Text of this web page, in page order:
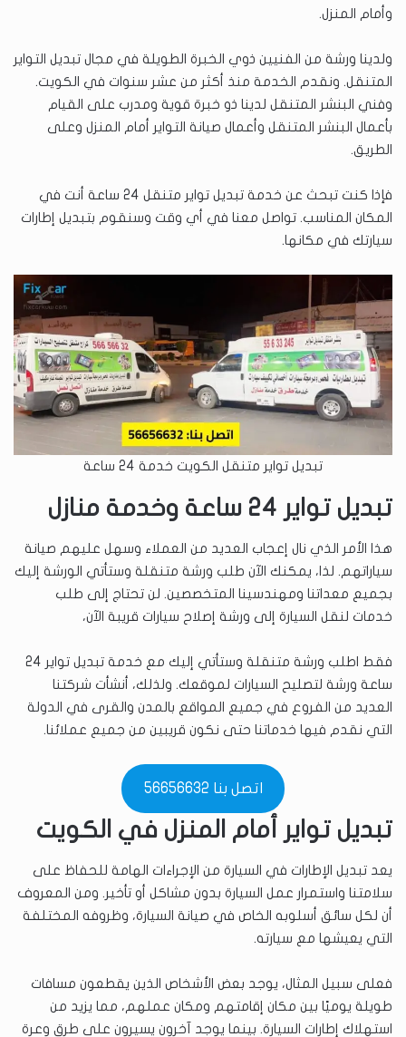
وأمام المنزل.
ولدينا ورشة من الفنيين ذوي الخبرة الطويلة في مجال تبديل التواير
المتنقل. ونقدم الخدمة منذ أكثر من عشر سنوات في الكويت.
وفني البنشر المتنقل لدينا ذو خبرة قوية ومدرب على القيام
بأعمال البنشر المتنقل وأعمال صيانة التواير أمام المنزل وعلى
الطريق.
فإذا كنت تبحث عن خدمة تبديل تواير متنقل 24 ساعة أنت في
المكان المناسب. تواصل معنا في أي وقت وسنقوم بتبديل إطارات
سيارتك في مكانها.
تبديل تواير متنقل الكويت خدمة 24 ساعة
تبديل تواير 24 ساعة وخدمة منازل
هذا الأمر الذي نال إعجاب العديد من العملاء وسهل عليهم صيانة
سياراتهم. لذا، يمكنك الآن طلب ورشة متنقلة وستأتي الورشة إليك
بجميع معداتنا ومهندسينا المتخصصين. لن تحتاج إلى طلب
خدمات لنقل السيارة إلى ورشة إصلاح سيارات قريبة الآن،
فقط اطلب ورشة متنقلة وستأتي إليك مع خدمة تبديل تواير 24
ساعة ورشة لتصليح السيارات لموقعك. ولذلك، أنشأت شركتنا
العديد من الفروع في جميع المواقع بالمدن والقرى في الدولة
التي نقدم فيها خدماتنا حتى نكون قريبين من جميع عملائنا.
اتصل بنا 56656632
تبديل تواير أمام المنزل في الكويت
يعد تبديل الإطارات في السيارة من الإجراءات الهامة للحفاظ على
سلامتنا واستمرار عمل السيارة بدون مشاكل أو تأخير. ومن المعروف
أن لكل سائق أسلوبه الخاص في صيانة السيارة، وظروفه المختلفة
التي يعيشها مع سيارته.
فعلى سبيل المثال، يوجد بعض الأشخاص الذين يقطعون مسافات
طويلة يوميًا بين مكان إقامتهم ومكان عملهم، مما يزيد من
استهلاك إطارات السيارة. بينما يوجد آخرون يسيرون على طرق وعرة